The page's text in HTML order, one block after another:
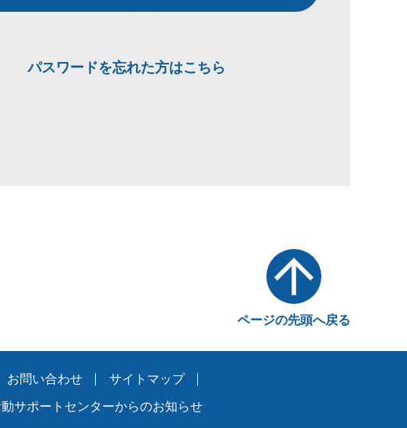
パスワードを忘れた方はこちら
ページの先頭へ戻る
お問い合わせ サイトマップ
サポートセンターからのお知らせ